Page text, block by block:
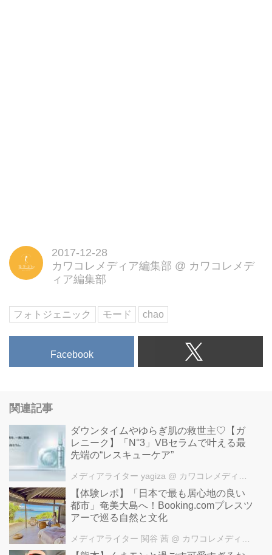
2017-12-28
カワコレメディア編集部 @ カワコレメデ
ィア編集部
フォトジェニック モード chao
Facebook
関連記事
ダウンタイムやゆらぎ肌の救世主♡【ガ
レニーク】「N°3」VBセラムで叶える最
先端の“レスキューケア”
メディアライター yagiza @ カワコレメディア編集部
【体験レポ】「日本で最も居心地の良い
都市」奄美大島へ！Booking.comプレスツ
アーで巡る自然と文化
メディアライター 関谷 茜 @ カワコレメディア編集部